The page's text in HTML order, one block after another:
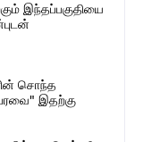
இந்தப்பகுதியை
சொந்த
இதற்கு